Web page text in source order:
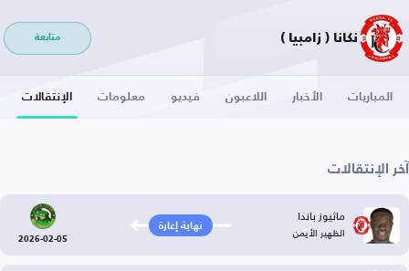
نكانا ( زامبيا ) متابعة
المباريات الأخبار اللاعبون فيديو معلومات الإنتقالات
آخر الإنتقالات
ماثيوز باندا
الظهير الأيمن نهاية إعارة
2026-02-05